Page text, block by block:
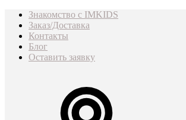
Знакомство с IMKIDS
Заказ/Доставка
Контакты
Блог
Оставить заявку